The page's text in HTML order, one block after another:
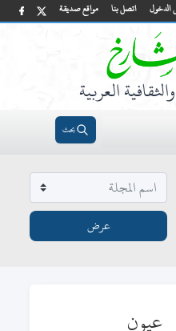
مواقع صديقة اتصل بنا الدخول
العربية
بحث
عيون